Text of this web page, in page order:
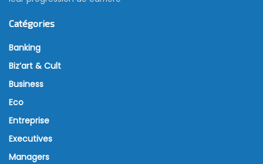
Catégories
Banking
Biz’art & Cult
Business
Eco
Entreprise
Executives
Managers